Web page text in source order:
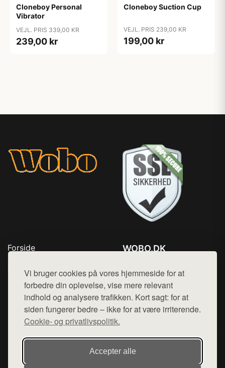
Vi bruger cookies på vores hjemmeside for at
forbedre din oplevelse, vise mere relevant
indhold og analysere trafikken. Kort sagt: for at
siden fungerer bedre – ikke for at være irriterende.
Cookie- og privatlivspolitik.
Accepter alle
Cloneboy Personal
Vibrator
VEJL. PRIS 339,00 KR
239,00 kr
Cloneboy Suction Cup
VEJL. PRIS 239,00 KR
199,00 kr
Forside
Top Rabatter
Kontakt
WOBO.DK
Mail: hej@want.dk
Cookie- og privatlivspolitik
Denne side er en del af want.dk, der udgiver en række
hjemmesider med præsentation af forskellige produkter fra